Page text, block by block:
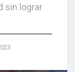
sin lograr